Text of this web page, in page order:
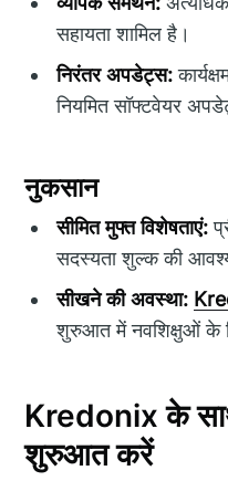
सहायता शामिल है।
निरंतर अपडेट्स:
नियमित सॉफ्टवेयर
नुकसान
सीमित मुफ्त विशेषताएं:
सदस्यता शुल्क की
सीखने की अवस्था:
शुरुआत में नवशिक्षुओं के
Kredonix के
शुरुआत करें